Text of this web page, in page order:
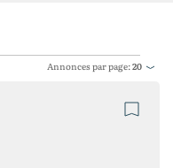
Annonces par page:20